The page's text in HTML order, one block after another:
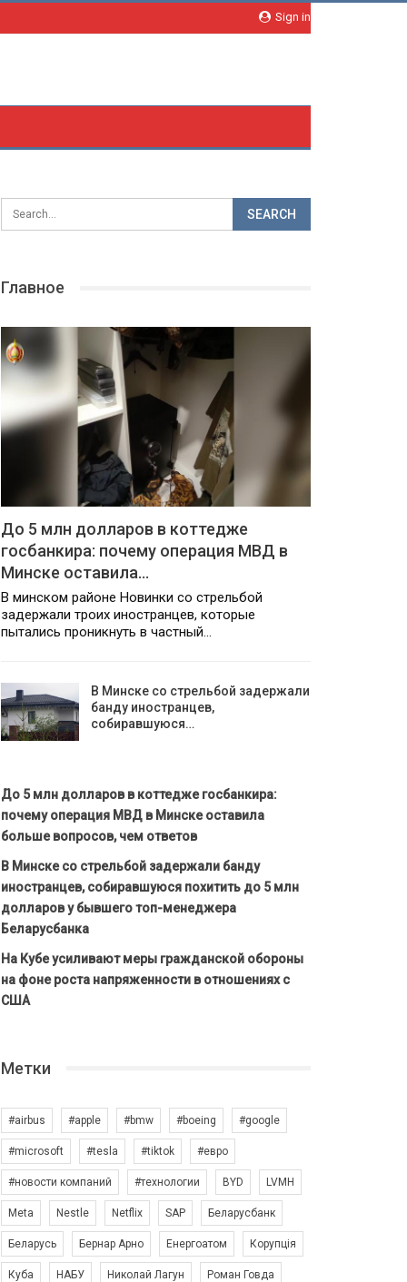
Sign in
Главное
До 5 млн долларов в коттедже
госбанкира: почему операция МВД в
Минске оставила…
В минском районе Новинки со стрельбой
задержали троих иностранцев, которые
пытались проникнуть в частный…
В Минске со стрельбой задержали
банду иностранцев,
собиравшуюся…
До 5 млн долларов в коттедже госбанкира:
почему операция МВД в Минске оставила
больше вопросов, чем ответов
В Минске со стрельбой задержали банду
иностранцев, собиравшуюся похитить до 5 млн
долларов у бывшего топ-менеджера
Беларусбанка
На Кубе усиливают меры гражданской обороны
на фоне роста напряженности в отношениях с
США
Метки
#airbus #apple #bmw #boeing #google
#microsoft #tesla #tiktok #евро
#новости компаний #технологии BYD LVMH
Meta Nestle Netflix SAP Беларусбанк
Беларусь Бернар Арно Енергоатом Корупція
Куба НАБУ Николай Лагун Роман Говда